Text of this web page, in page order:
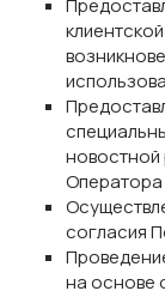
новостной
Оператора
согласия
на основе